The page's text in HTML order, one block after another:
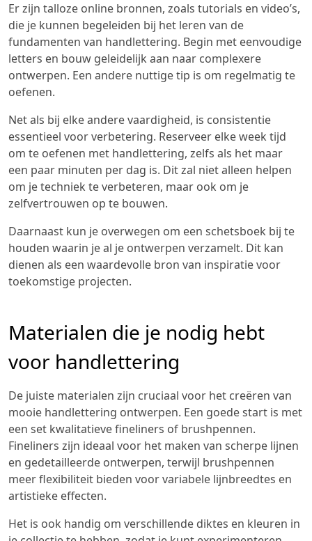
Er zijn talloze online bronnen, zoals tutorials en video’s,
die je kunnen begeleiden bij het leren van de
fundamenten van handlettering. Begin met eenvoudige
letters en bouw geleidelijk aan naar complexere
ontwerpen. Een andere nuttige tip is om regelmatig te
oefenen.
Net als bij elke andere vaardigheid, is consistentie
essentieel voor verbetering. Reserveer elke week tijd
om te oefenen met handlettering, zelfs als het maar
een paar minuten per dag is. Dit zal niet alleen helpen
om je techniek te verbeteren, maar ook om je
zelfvertrouwen op te bouwen.
Daarnaast kun je overwegen om een schetsboek bij te
houden waarin je al je ontwerpen verzamelt. Dit kan
dienen als een waardevolle bron van inspiratie voor
toekomstige projecten.
Materialen die je nodig hebt
voor handlettering
De juiste materialen zijn cruciaal voor het creëren van
mooie handlettering ontwerpen. Een goede start is met
een set kwalitatieve fineliners of brushpennen.
Fineliners zijn ideaal voor het maken van scherpe lijnen
en gedetailleerde ontwerpen, terwijl brushpennen
meer flexibiliteit bieden voor variabele lijnbreedtes en
artistieke effecten.
Het is ook handig om verschillende diktes en kleuren in